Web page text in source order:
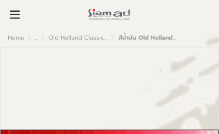
Home ... Old Holland Classic Oil Colour สีน้ำมัน Old Holland เกรดอาร์ตติส B22 Scheveningen Red Light